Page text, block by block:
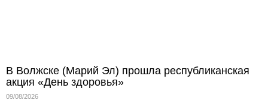
В Волжске (Марий Эл) прошла республиканская
акция «День здоровья»
09/08/2026